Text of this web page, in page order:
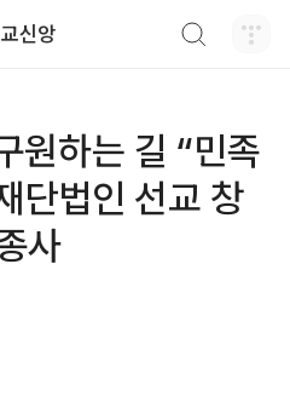
신앙
원하는 길 “민족
단법인 선교 창
사